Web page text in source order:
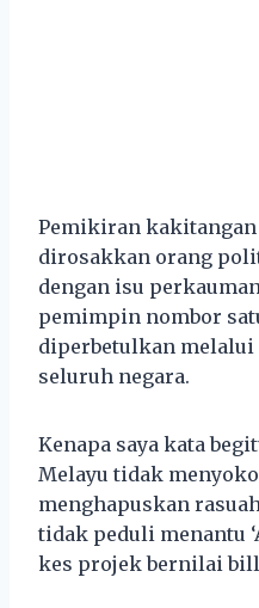
Pemikiran kakitangan
dirosakkan orang
dengan isu
pemimpin nombor
diperbetulkan melalui
seluruh negara.
Kenapa saya kata
Melayu tidak
menghapuskan
tidak peduli menantu
kes projek bernilai